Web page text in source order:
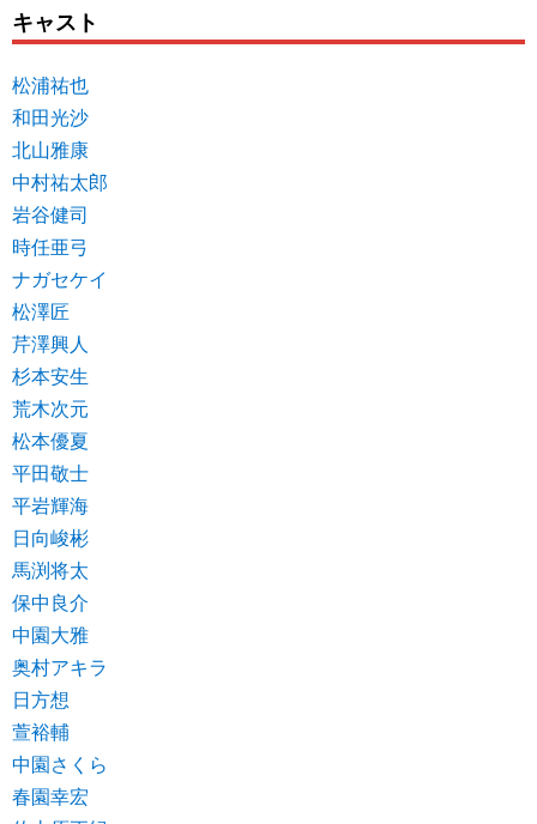
キャスト
松浦祐也
和田光沙
北山雅康
中村祐太郎
岩谷健司
時任亜弓
ナガセケイ
松澤匠
芹澤興人
杉本安生
荒木次元
松本優夏
平田敬士
平岩輝海
日向峻彬
馬渕将太
保中良介
中園大雅
奥村アキラ
日方想
萱裕輔
中園さくら
春園幸宏